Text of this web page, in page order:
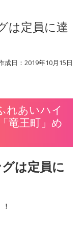
は定員に達
成日：2019年10月15日
れあいハイ
竜王町」め
は定員に